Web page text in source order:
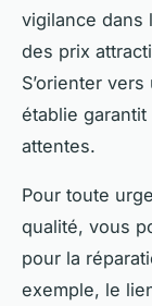
vigilance dans
des prix
S’orienter
établie
attentes.
Pour toute
qualité, vous
pour la
exemple, le